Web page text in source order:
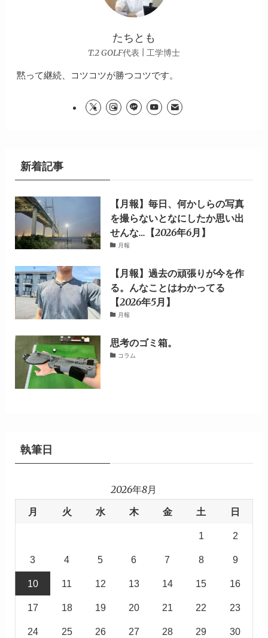
たちとも
T.2 GOLF代表 | 工学博士
黙って継続、コツコツが勝つコツです。
新着記事
【月報】毎日、何かしらの写真
を撮らないとなにしたか思い出
せんな…【2026年6月】
月報
【月報】過去の頑張りが今を作
る。んなことはわかってる
【2026年5月】
月報
思考のゴミ箱。
コラム
執筆日
2026年8月
月
火 水 木 金 土 日
1 2
3 4 5 6 7 8 9
10 11 12 13 14 15 16
17 18 19 20 21 22 23
24 25 26 27 28 29 30